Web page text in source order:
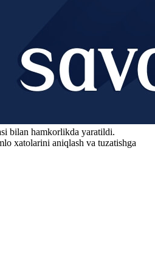
bilan hamkorlikda yaratildi.
xatolarini aniqlash va tuzatishga